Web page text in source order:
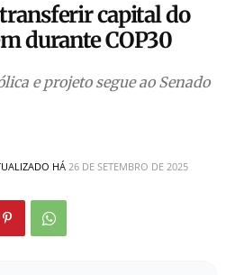
capital do
durante COP30
e projeto segue ao Senado
HÁ26 DE SETEMBRO DE 2025